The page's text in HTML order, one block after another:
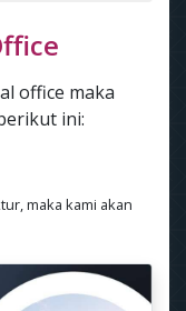
office maka
ini:
maka kami akan